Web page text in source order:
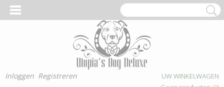
Inloggen Registreren
UW WINKELWAGEN